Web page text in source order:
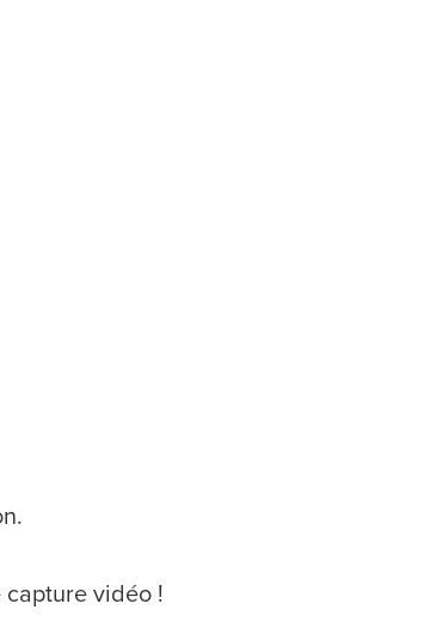
capture vidéo !